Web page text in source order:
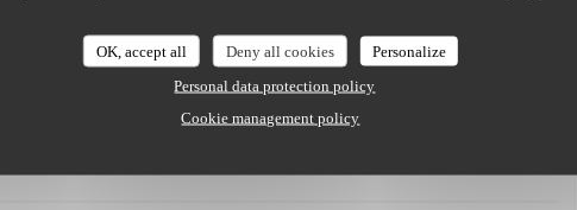
OK, accept all Deny all cookies
Personalize
Personal data protection policy
Cookie management policy
Service: 2/5 Ambiance: 1/5 Food